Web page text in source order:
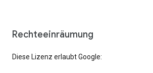
Rechteeinräumung
Diese Lizenz erlaubt Google: